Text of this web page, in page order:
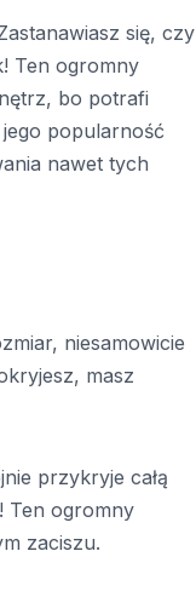
się, czy
Ten ogromny
bo potrafi
popularność
nawet tych
niesamowicie
masz
przykryje całą
Ten ogromny
zaciszu.